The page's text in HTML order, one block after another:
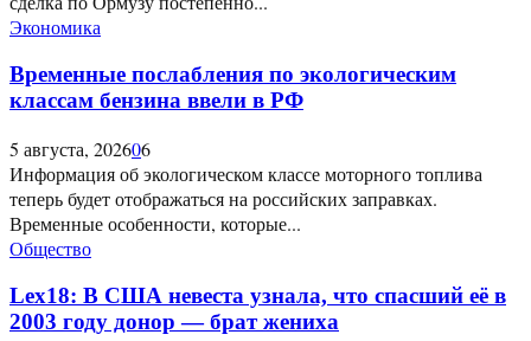
Экономика
Временные послабления по экологическим
классам бензина ввели в РФ
5 августа, 202606
Информация об экологическом классе моторного топлива
теперь будет отображаться на российских заправках.
Временные особенности, которые...
Общество
Lex18: В США невеста узнала, что спасший её в
2003 году донор — брат жениха